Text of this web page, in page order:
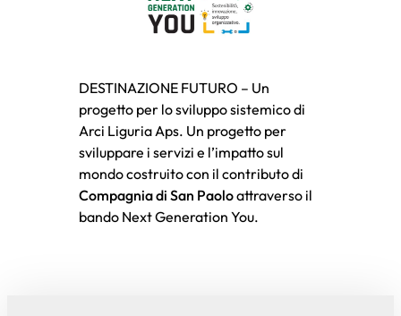
DESTINAZIONE FUTURO – Un
progetto per lo sviluppo sistemico di
Arci Liguria Aps. Un progetto per
sviluppare i servizi e l’impatto sul
mondo costruito con il contributo di
Compagnia di San Paoloattraverso il
bando Next Generation You.